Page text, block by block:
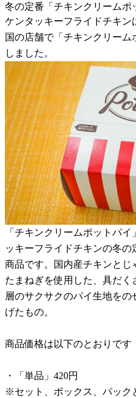
冬の定番「チキンクリームポ
ケンタッキーフライドチキン
国の店舗で「チキンクリー
しました。
「チキンクリームポットパ
ッキーフライドチキンの冬
商品です。国内産チキンとじ
たまねぎを使用した、具だ
層のサクサクのパイ生地を
げたもの。
商品価格は以下のとおりです
・「単品」420円
※セット、ボックス、パック